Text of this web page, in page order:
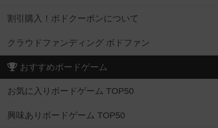
割引購入！ボドクーポンについて
クラウドファンディング ボドファン
おすすめボードゲーム
お気に入りボードゲーム TOP50
興味ありボードゲーム TOP50